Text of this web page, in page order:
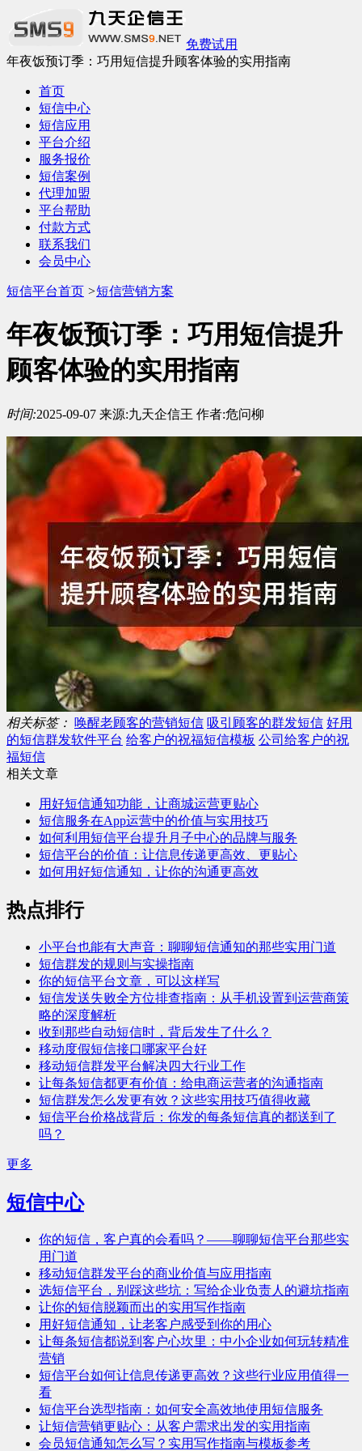
免费试用
年夜饭预订季：巧用短信提升顾客体验的实用指南
首页
短信中心
短信应用
平台介绍
服务报价
短信案例
代理加盟
平台帮助
付款方式
联系我们
会员中心
短信平台首页 >短信营销方案
年夜饭预订季：巧用短信提升
顾客体验的实用指南
时间:2025-09-07 来源:九天企信王 作者:危问柳
相关标签： 唤醒老顾客的营销短信 吸引顾客的群发短信 好用
的短信群发软件平台 给客户的祝福短信模板 公司给客户的祝
福短信
相关文章
用好短信通知功能，让商城运营更贴心
短信服务在App运营中的价值与实用技巧
如何利用短信平台提升月子中心的品牌与服务
短信平台的价值：让信息传递更高效、更贴心
如何用好短信通知，让你的沟通更高效
热点排行
小平台也能有大声音：聊聊短信通知的那些实用门道
短信群发的规则与实操指南
你的短信平台文章，可以这样写
短信发送失败全方位排查指南：从手机设置到运营商策
略的深度解析
收到那些自动短信时，背后发生了什么？
移动度假短信接口哪家平台好
移动短信群发平台解决四大行业工作
让每条短信都更有价值：给电商运营者的沟通指南
短信群发怎么发更有效？这些实用技巧值得收藏
短信平台价格战背后：你发的每条短信真的都送到了
吗？
更多
短信中心
你的短信，客户真的会看吗？——聊聊短信平台那些实
用门道
移动短信群发平台的商业价值与应用指南
选短信平台，别踩这些坑：写给企业负责人的避坑指南
让你的短信脱颖而出的实用写作指南
用好短信通知，让老客户感受到你的用心
让每条短信都说到客户心坎里：中小企业如何玩转精准
营销
短信平台如何让信息传递更高效？这些行业应用值得一
看
短信平台选型指南：如何安全高效地使用短信服务
让短信营销更贴心：从客户需求出发的实用指南
会员短信通知怎么写？实用写作指南与模板参考